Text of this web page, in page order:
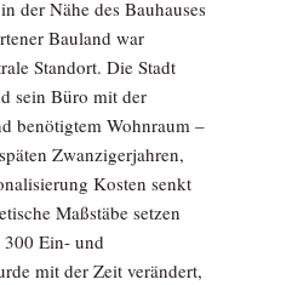
der Nähe des Bauhauses
Bauland war
Standort. Die Stadt
sein Büro mit der
benötigtem Wohnraum –
Zwanzigerjahren,
Kosten senkt
Maßstäbe setzen
Ein- und
mit der Zeit verändert,